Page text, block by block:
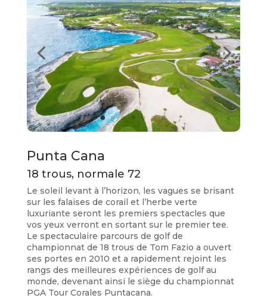
Punta Cana
18 trous, normale 72
Le soleil levant à l’horizon, les vagues se brisant
sur les falaises de corail et l’herbe verte
luxuriante seront les premiers spectacles que
vos yeux verront en sortant sur le premier tee.
Le spectaculaire parcours de golf de
championnat de 18 trous de Tom Fazio a ouvert
ses portes en 2010 et a rapidement rejoint les
rangs des meilleures expériences de golf au
monde, devenant ainsi le siège du championnat
PGA Tour Corales Puntacana.